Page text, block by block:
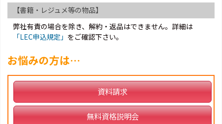
【書籍・レジュメ等の物品】
弊社有責の場合を除き、解約・返品はできません。詳細は
「LEC申込規定」 をご確認下さい。
お悩みの方は…
資料請求
無料資格説明会